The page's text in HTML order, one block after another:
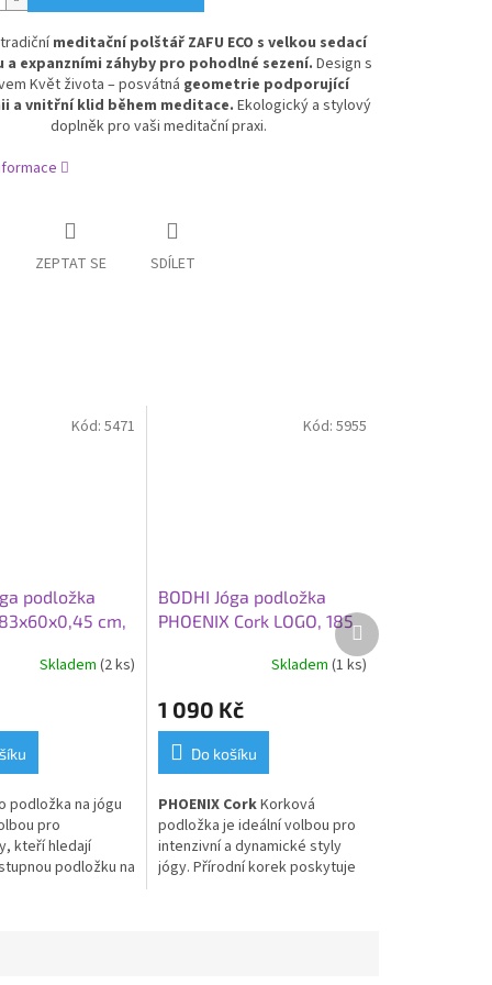
meditační polštář ZAFU ECO s velkou sedací
a expanzními záhyby pro pohodlné sezení. Design s
Květ života – posvátná geometrie podporující
a vnitřní klid během meditace. Ekologický a stylový
doplněk pro vaši meditační praxi.
ZEPTAT SE SDÍLET
podložka
cm,
Skladem(2 ks)
podložka na jógu
pro
kteří hledají
podložku na
Kód:5471
BODHI Jóga podložka
PHOENIX Cork LOGO, 185
Skladem (1 ks)
1 090 Kč
Do košíku
PHOENIX CorkKorková
podložka je ideální volbou pro
intenzivní a dynamické styly
jógy. Přírodní korek poskytuje
Kód: 5955
Další
produkt